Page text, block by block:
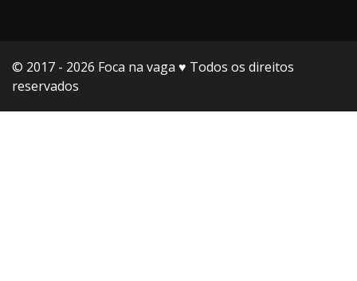
© 2017 - 2026 Foca na vaga ♥️ Todos os direitos
reservados